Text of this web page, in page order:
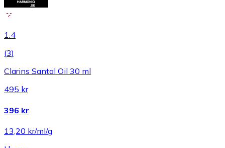
1.4
(3)
Clarins Santal Oil 30 ml
495 kr
396 kr
13,20 kr/ml/g